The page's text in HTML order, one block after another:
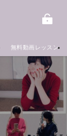
無料動画レッスン